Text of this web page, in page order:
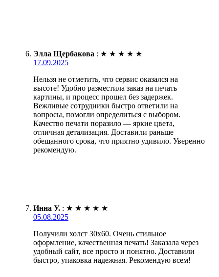
Элла Щербакова : ★ ★ ★ ★ ★
17.09.2025
Нельзя не отметить, что сервис оказался на
высоте! Удобно разместила заказ на печать
картины, и процесс прошел без задержек.
Вежливые сотрудники быстро ответили на
вопросы, помогли определиться с выбором.
Качество печати поразило — яркие цвета,
отличная детализация. Доставили раньше
обещанного срока, что приятно удивило. Уверенно
рекомендую.
Инна У. : ★ ★ ★ ★ ★
05.08.2025
Получили холст 30х60. Очень стильное
оформление, качественная печать! Заказала через
удобный сайт, все просто и понятно. Доставили
быстро, упаковка надежная. Рекомендую всем!